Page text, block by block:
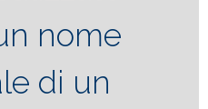
nome
di un